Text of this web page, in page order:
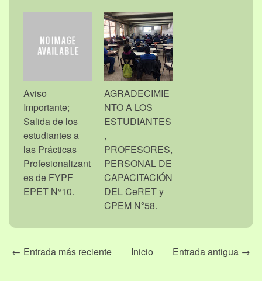
Aviso
Importante;
Salida de los
estudiantes a
las Prácticas
Profesionalizant
es de FYPF
EPET N°10.
AGRADECIMIE
NTO A LOS
ESTUDIANTES
,
PROFESORES,
PERSONAL DE
CAPACITACIÓN
DEL CeRET y
CPEM Nº58.
← Entrada más reciente Entrada antigua →
Inicio